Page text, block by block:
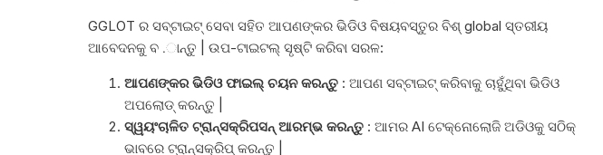
GGLOT ର ସବ୍ଟାଇଟ୍ ସେବା ସହିତ ଆପଣଙ୍କର ଭିଡିଓ ବିଷୟବସ୍ତୁର ବିଶ୍ global ସ୍ତରୀୟ
ଆବେଦନକୁ ବ .ାନ୍ତୁ | ଉପ-ଟାଇଟଲ୍ ସୃଷ୍ଟି କରିବା ସରଳ:
ଆପଣଙ୍କର ଭିଡିଓ ଫାଇଲ୍ ଚୟନ କରନ୍ତୁ : ଆପଣ ସବ୍ଟାଇଟ୍ କରିବାକୁ ଚାହୁଁଥିବା ଭିଡିଓ
ଅପଲୋଡ୍ କରନ୍ତୁ |
ସ୍ୱୟଂଚାଳିତ ଟ୍ରାନ୍ସକ୍ରିପସନ୍ ଆରମ୍ଭ କରନ୍ତୁ : ଆମର AI ଟେକ୍ନୋଲୋଜି ଅଡିଓକୁ ସଠିକ୍
ଭାବରେ ଟ୍ରାନ୍ସକ୍ରିପ୍ କରନ୍ତୁ |